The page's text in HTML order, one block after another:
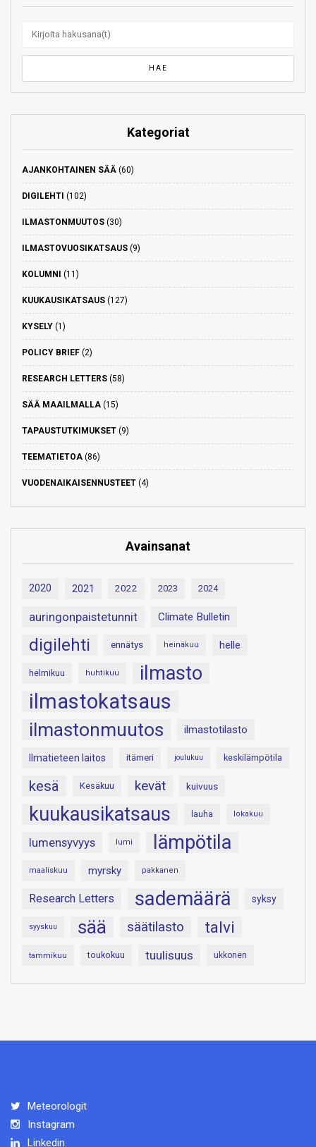
Kategoriat
AJANKOHTAINEN SÄÄ (60)
DIGILEHTI (102)
ILMASTONMUUTOS (30)
ILMASTOVUOSIKATSAUS (9)
KOLUMNI (11)
KUUKAUSIKATSAUS (127)
KYSELY (1)
POLICY BRIEF (2)
RESEARCH LETTERS (58)
SÄÄ MAAILMALLA (15)
TAPAUSTUTKIMUKSET (9)
TEEMATIETOA (86)
VUODENAIKAISENNUSTEET (4)
Avainsanat
2020 2021 2022 2023 2024
auringonpaistetunnit Climate Bulletin
digilehti ennätys heinäkuu helle
helmikuu huhtikuu ilmasto
ilmastokatsaus
ilmastonmuutos ilmastotilasto
Ilmatieteen laitos itämeri joulukuu keskilämpötila
kesä Kesäkuu kevät kuivuus
kuukausikatsaus lauha lokakuu
lumensyvyys lumi lämpötila
maaliskuu myrsky pakkanen
Research Letters sademäärä syksy
syyskuu sää säätilasto talvi
tammikuu toukokuu tuulisuus ukkonen
Meteorologit
Instagram
Linkedin